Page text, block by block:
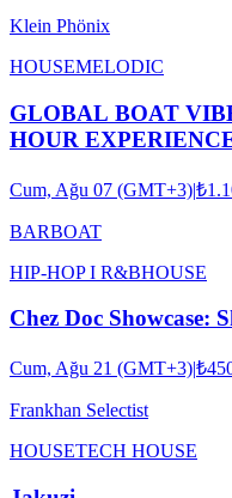
Klein Phönix
HOUSEMELODIC
GLOBAL BOAT
HOUR
Cum, Ağu 07 (GMT+3)|
BARBOAT
HIP-HOP I R&BHOUSE
Chez Doc Showcase:
Cum, Ağu 21 (GMT+3)|
Frankhan Selectist
HOUSETECH HOUSE